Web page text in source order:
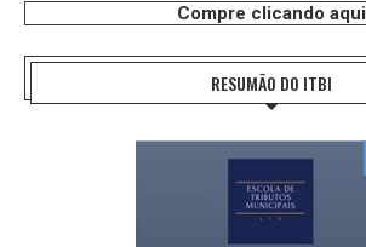
Compre clicando aqui
RESUMÃO DO ITBI